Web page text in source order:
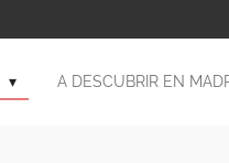
A DESCUBRIR EN